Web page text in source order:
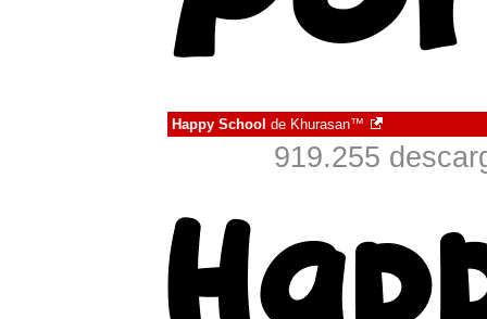
Happy School de Khurasan™
919.255